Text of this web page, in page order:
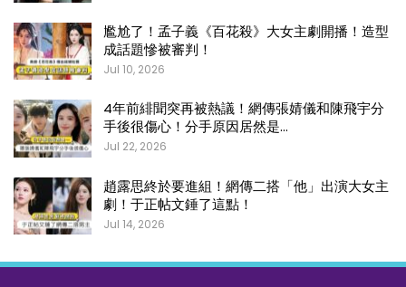
尷尬了！孟子義《百花殺》大女主劇開播！造型
成話題慘被審判！
Jul 10, 2026
4年前緋聞突再被熱議！網傳張婧儀和陳飛宇分
手後很傷心！分手原因居然是…
Jul 22, 2026
趙露思終於要進組！網傳二搭「他」出演大女主
劇！于正帖文錘了這點！
Jul 14, 2026